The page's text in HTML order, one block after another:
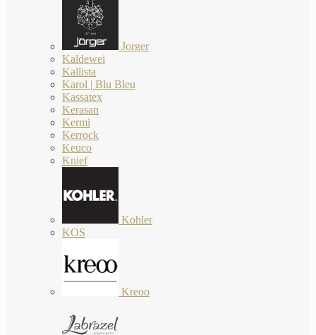
Jorger
Kaldewei
Kallista
Karol | Blu Bleu
Kassatex
Kerasan
Kermi
Kerrock
Keuco
Knief
Kohler
KOS
Kreoo